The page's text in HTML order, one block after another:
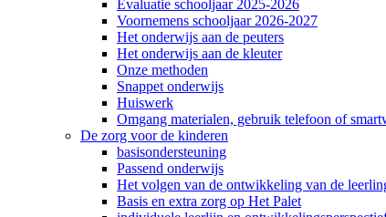
Evaluatie schooljaar 2025-2026
Voornemens schooljaar 2026-2027
Het onderwijs aan de peuters
Het onderwijs aan de kleuter
Onze methoden
Snappet onderwijs
Huiswerk
Omgang materialen, gebruik telefoon of
De zorg voor de kinderen
basisondersteuning
Passend onderwijs
Het volgen van de ontwikkeling van de
Basis en extra zorg op Het Palet